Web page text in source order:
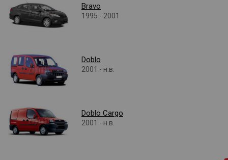
Bravo
1995 - 2001
Doblo
2001 - н.в.
Doblo Cargo
2001 - н.в.